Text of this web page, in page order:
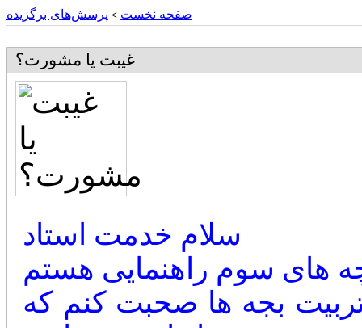
صفحه نخست > پرسش‌های برگزیده
غيبت يا مشورت؟
سلام خدمت استاد
های سوم راهنمایی هستم
بجه ها صحبت کنم که